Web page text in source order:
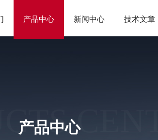
产品中心 新闻中心 技术文章
产品中心